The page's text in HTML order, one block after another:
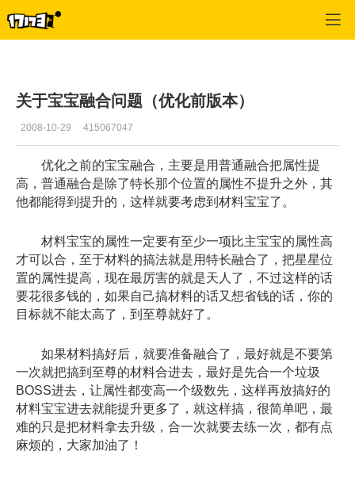
关于宝宝融合问题（优化前版本）
2008-10-29 415067047
优化之前的宝宝融合，主要是用普通融合把属性提
高，普通融合是除了特长那个位置的属性不提升之外，其
他都能得到提升的，这样就要考虑到材料宝宝了。
材料宝宝的属性一定要有至少一项比主宝宝的属性高
才可以合，至于材料的搞法就是用特长融合了，把星星位
置的属性提高，现在最厉害的就是天人了，不过这样的话
要花很多钱的，如果自己搞材料的话又想省钱的话，你的
目标就不能太高了，到至尊就好了。
如果材料搞好后，就要准备融合了，最好就是不要第
一次就把搞到至尊的材料合进去，最好是先合一个垃圾
BOSS进去，让属性都变高一个级数先，这样再放搞好的
材料宝宝进去就能提升更多了，就这样搞，很简单吧，最
难的只是把材料拿去升级，合一次就要去练一次，都有点
麻烦的，大家加油了！